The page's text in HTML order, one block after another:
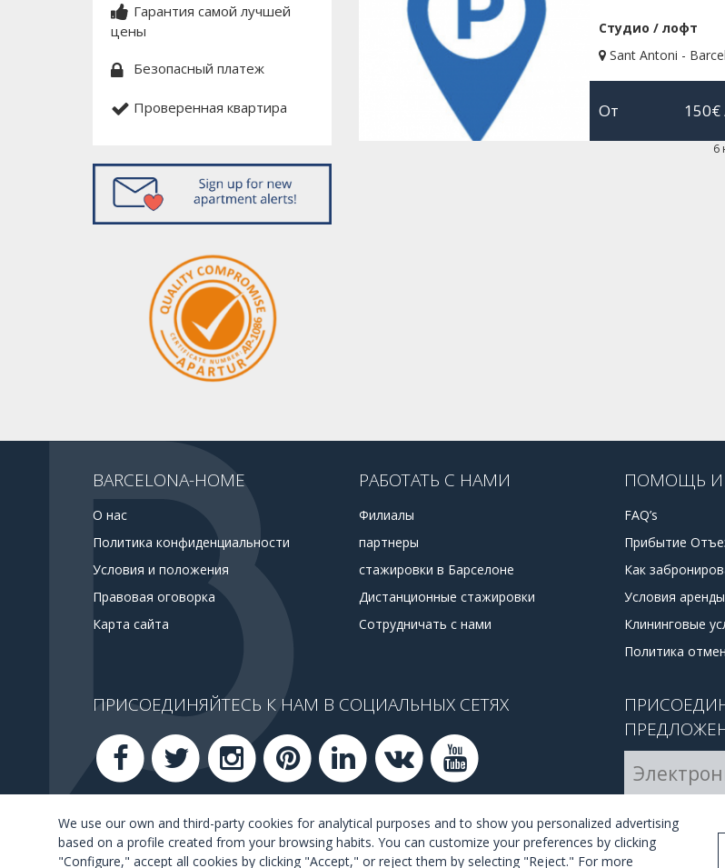
Гарантия самой лучшей
цены
Безопасный платеж
Проверенная квартира
Студио / лофт
Sant Antoni -
От 150€
6
BARCELONA-HOME
О нас
Политика конфиденциальности
Условия и положения
Правовая оговорка
Карта сайта
РАБОТАТЬ С НАМИ
Филиалы
партнеры
стажировки в Барселоне
Дистанционные стажировки
Сотрудничать с нами
ПОМОЩЬ И
FAQ’s
Прибытие
Как
Условия аренды
Клининговые
Политика
ПРИСОЕДИНЯЙТЕСЬ К НАМ В СОЦИАЛЬНЫХ СЕТЯХ
We use our own and third-party cookies for analytical purposes and to show you personalized advertising
based on a profile created from your browsing habits. You can customize your preferences by clicking
"Configure," accept all cookies by clicking "Accept," or reject them by selecting "Reject." For more